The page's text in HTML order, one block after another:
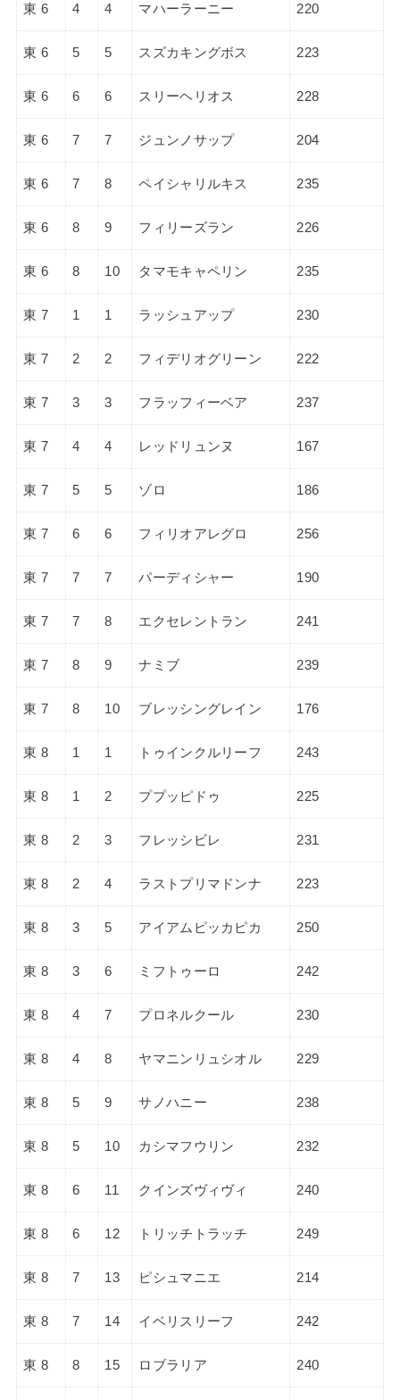
東 6 4 4 マハーラーニー 220
東 6 5 5 スズカキングボス 223
東 6 6 6 スリーヘリオス 228
東 6 7 7 ジュンノサップ 204
東 6 7 8 ペイシャリルキス 235
東 6 8 9 フィリーズラン 226
東 6 8 10 タマモキャペリン 235
東 7 1 1 ラッシュアップ 230
東 7 2 2 フィデリオグリーン 222
東 7 3 3 フラッフィーベア 237
東 7 4 4 レッドリュンヌ 167
東 7 5 5 ゾロ 186
東 7 6 6 フィリオアレグロ 256
東 7 7 7 パーディシャー 190
東 7 7 8 エクセレントラン 241
東 7 8 9 ナミブ 239
東 7 8 10 ブレッシングレイン 176
東 8 1 1 トゥインクルリーフ 243
東 8 1 2 ププッピドゥ 225
東 8 2 3 フレッシビレ 231
東 8 2 4 ラストプリマドンナ 223
東 8 3 5 アイアムピッカピカ 250
東 8 3 6 ミフトゥーロ 242
東 8 4 7 プロネルクール 230
東 8 4 8 ヤマニンリュシオル 229
東 8 5 9 サノハニー 238
東 8 5 10 カシマフウリン 232
東 8 6 11 クインズヴィヴィ 240
東 8 6 12 トリッチトラッチ 249
東 8 7 13 ピシュマニエ 214
東 8 7 14 イベリスリーフ 242
東 8 8 15 ロブラリア 240